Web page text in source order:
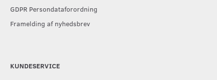
GDPR Persondataforordning
Framelding af nyhedsbrev
KUNDESERVICE